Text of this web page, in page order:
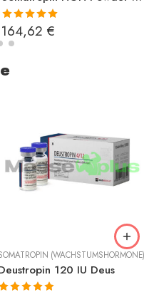
Bewertet mit
5.00von 5
164,62 €
(WACHSTUMSHORMONE)
120 IU Deus